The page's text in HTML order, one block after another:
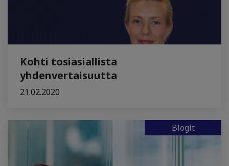
Kohti tosiasiallista
yhdenvertaisuutta
21.02.2020
Blogit